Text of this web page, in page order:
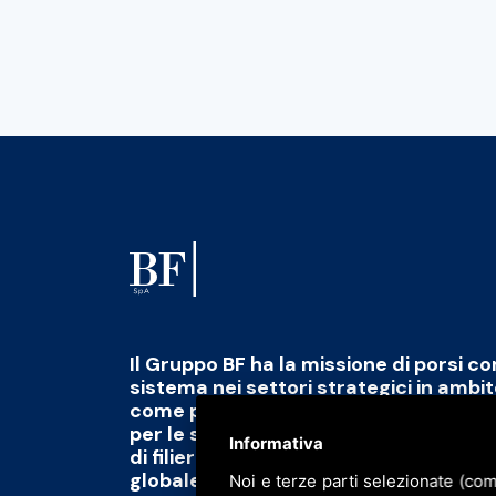
Il Gruppo BF ha la missione di porsi
sistema nei settori strategici in
come polo di eccellenza capace di
per le sfide del futuro abbinato alla
di filiera di qualità, scalabile e
globale
Informativa
Noi e terze parti selezionate